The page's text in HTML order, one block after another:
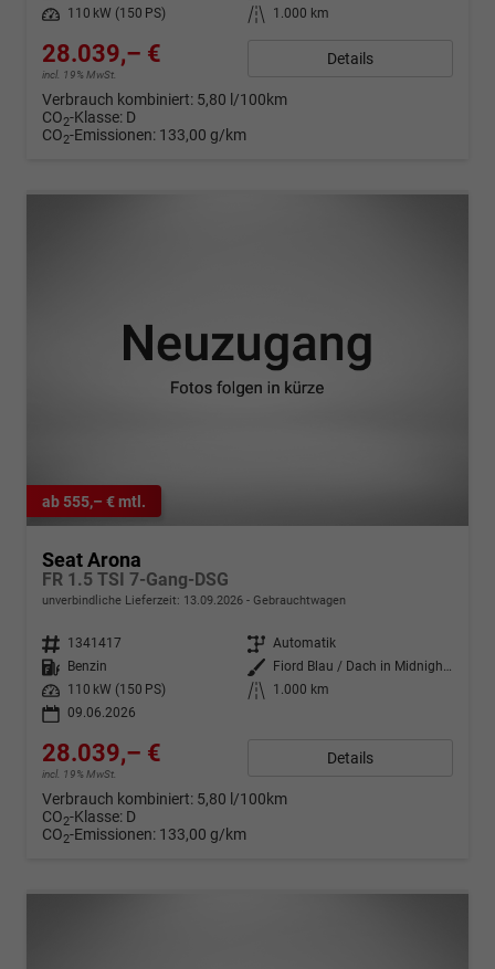
Leistung
110 kW (150 PS) Kilometerstand 1.000 km
28.039,– €
incl. 19% MwSt.
Details
Verbrauch kombiniert: 5,80 l/100km
CO2-Klasse: D
CO2-Emissionen: 133,00 g/km
ab 555,– € mtl.
Seat Arona
FR 1.5 TSI 7-Gang-DSG
unverbindliche Lieferzeit: 13.09.2026 Gebrauchtwagen
Fahrzeugnr. 1341417 Getriebe Automatik
Kraftstoff
Benzin Außenfarbe
Fiord Blau / Dach in Midnight Schwarz Metallic
Leistung
110 kW (150 PS) Kilometerstand
1.000 km
09.06.2026
28.039,– €
incl. 19% MwSt.
Details
Verbrauch kombiniert: 5,80 l/100km
CO2-Klasse: D
CO2-Emissionen: 133,00 g/km